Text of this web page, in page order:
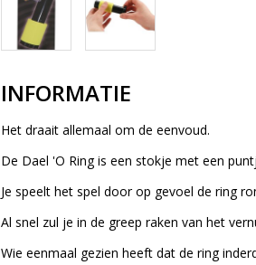
INFORMATIE
Het draait allemaal om de eenvoud.
De Dael 'O Ring is een stokje met een
Je speelt het spel door op gevoel de ring
Al snel zul je in de greep raken van het
Wie eenmaal gezien heeft dat de ring